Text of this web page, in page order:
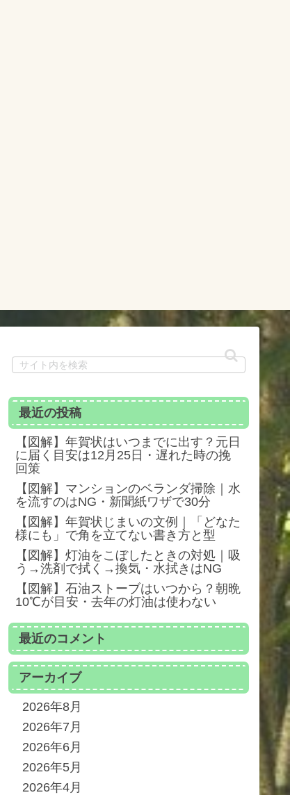
最近の投稿
【図解】年賀状はいつまでに出す？元日
に届く目安は12月25日・遅れた時の挽
回策
【図解】マンションのベランダ掃除｜水
を流すのはNG・新聞紙ワザで30分
【図解】年賀状じまいの文例｜「どなた
様にも」で角を立てない書き方と型
【図解】灯油をこぼしたときの対処｜吸
う→洗剤で拭く→換気・水拭きはNG
【図解】石油ストーブはいつから？朝晩
10℃が目安・去年の灯油は使わない
最近のコメント
アーカイブ
2026年8月
2026年7月
2026年6月
2026年5月
2026年4月